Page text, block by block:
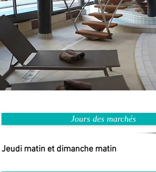
Jours des marchés
Jeudi matin et dimanche matin